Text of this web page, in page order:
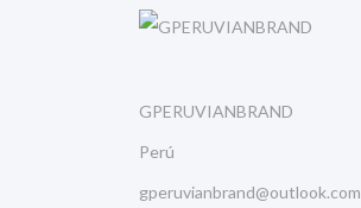
GPERUVIANBRAND
Perú
gperuvianbrand@outlook.com